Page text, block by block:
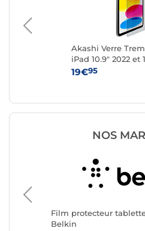
Akashi Verre
iPad 10.9" 2022 et
19€95
NOS
Film protecteur
Belkin